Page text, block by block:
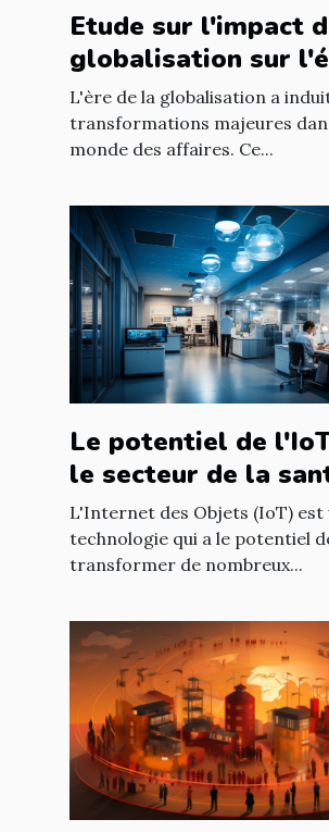
Etude sur l'impact
globalisation sur
des affaires
L'ère de la globalisation a
transformations majeures
monde des affaires. Ce...
Le potentiel de
le secteur de la
L'Internet des Objets (IoT) est
technologie qui a le potentiel
transformer de nombreux...